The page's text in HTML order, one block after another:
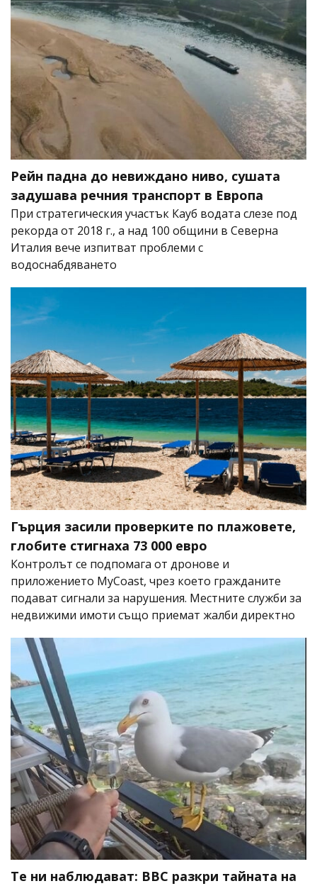
Рейн падна до невиждано ниво, сушата
задушава речния транспорт в Европа
При стратегическия участък Кауб водата слезе под
рекорда от 2018 г., а над 100 общини в Северна
Италия вече изпитват проблеми с
водоснабдяването
Гърция засили проверките по плажовете,
глобите стигнаха 73 000 евро
Контролът се подпомага от дронове и
приложението MyCoast, чрез което гражданите
подават сигнали за нарушения. Местните служби за
недвижими имоти също приемат жалби директно
Те ни наблюдават: BBC разкри тайната на